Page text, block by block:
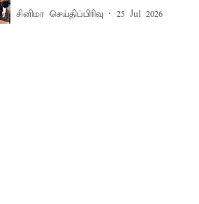
சினிமா செய்திப்பிரிவு 25 Jul 2026